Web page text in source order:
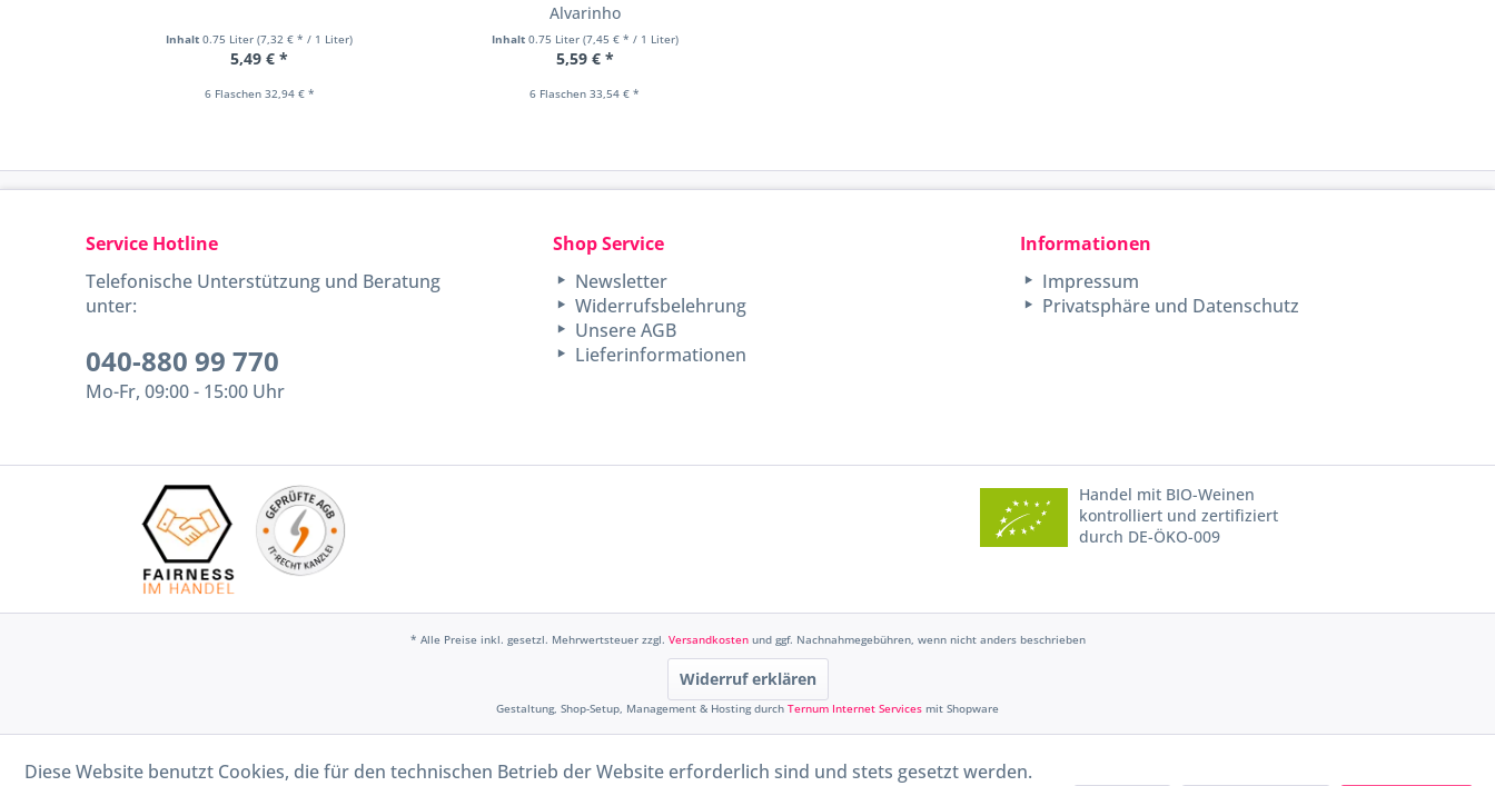
Inhalt0.75 Liter(7,32 € * / 1 Liter)
5,49 € *
6 Flaschen 32,94 € *
Alvarinho
Inhalt 0.75 Liter (7,45 € * / 1 Liter)
5,59 € *
6 Flaschen 33,54 € *
Service Hotline
Telefonische Unterstützung und Beratung
unter:
040-880 99 770
Mo-Fr, 09:00 - 15:00 Uhr
Shop Service
Newsletter
Widerrufsbelehrung
Unsere AGB
Lieferinformationen
Informationen
Impressum
Privatsphäre und Datenschutz
Handel mit BIO-Weinen
kontrolliert und zertifiziert
durch DE-ÖKO-009
* Alle Preise inkl. gesetzl. Mehrwertsteuer zzgl. Versandkostenund ggf. Nachnahmegebühren, wenn nicht anders beschrieben
Widerruf erklären
Gestaltung, Shop-Setup, Management & Hosting durch Ternum Internet Services mit Shopware
Diese Website benutzt Cookies, die für den technischen Betrieb der Website erforderlich sind und stets gesetzt werden.